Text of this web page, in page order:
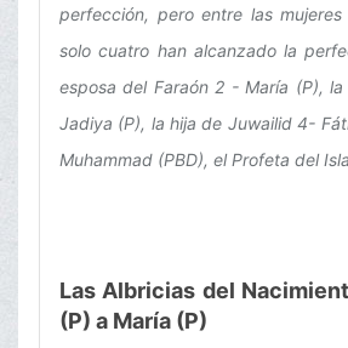
perfección, pero entre las
solo cuatro han alcanzado la
esposa del Faraón 2 - María (P),
Jadiya (P), la hija de Juwailid 4-
Muhammad (PBD), el Profeta del
Las Albricias del
(P) a María (P)